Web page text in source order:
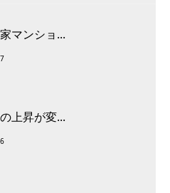
マンショ...
上昇が変...